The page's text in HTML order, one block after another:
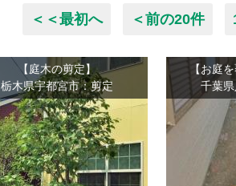
＜＜最初へ ＜前の20件
【庭木の剪定】
栃木県宇都宮市：剪定
【お庭
千葉